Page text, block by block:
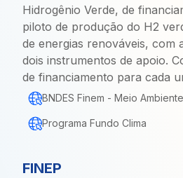
Hidrogênio Verde, de
piloto de produção do H2
de energias renováveis, com
dois instrumentos de apoio.
de financiamento para cada
BNDES Finem - Meio Ambiente
Programa Fundo Clima
FINEP